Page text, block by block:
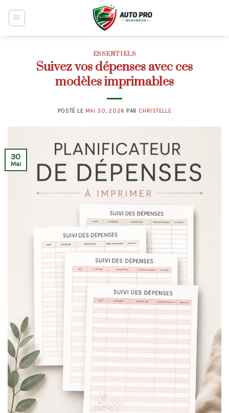
ESSENTIELS
Suivez vos dépenses avec ces
modèles imprimables
POSTÉ LE MAI 30, 2026 PAR CHRISTELLE
30
Mai